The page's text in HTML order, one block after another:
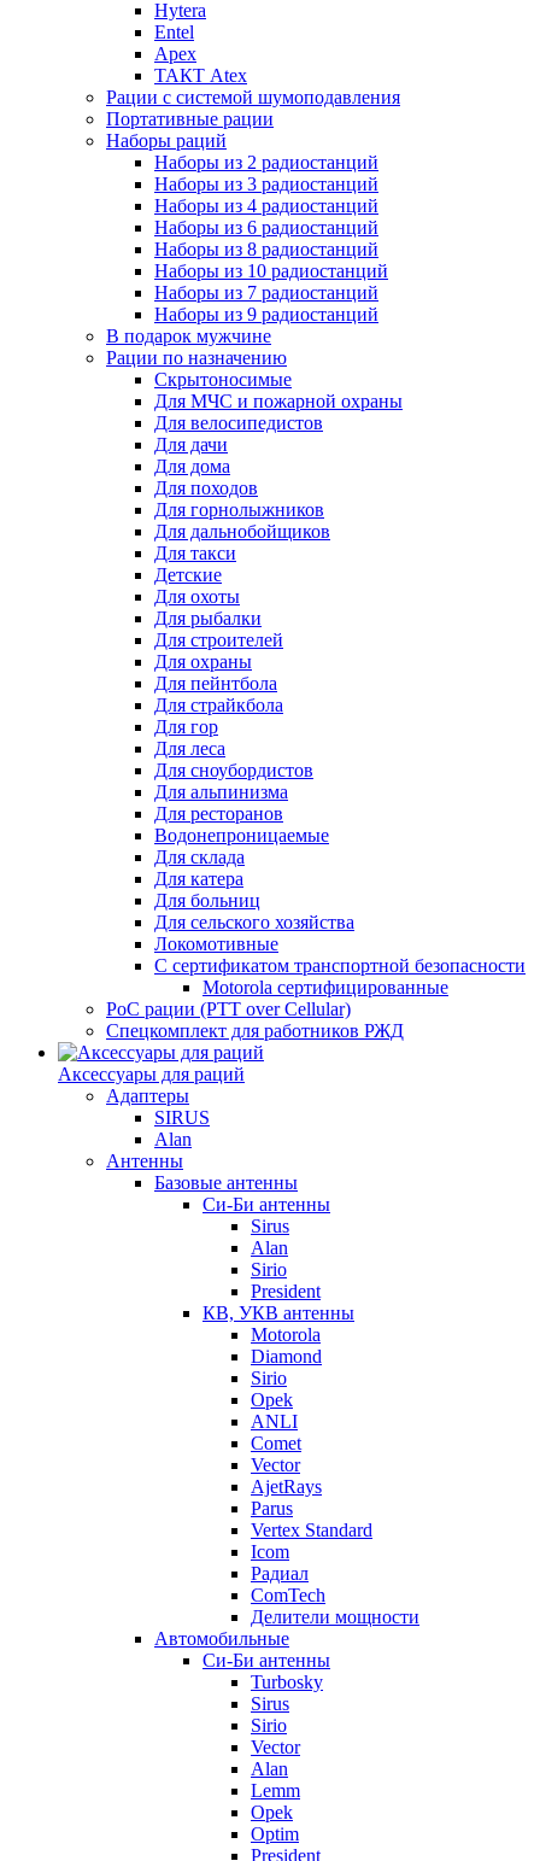
Hytera
Entel
Apex
ТАКТ Atex
Рации с системой шумоподавления
Портативные рации
Наборы раций
Наборы из 2 радиостанций
Наборы из 3 радиостанций
Наборы из 4 радиостанций
Наборы из 6 радиостанций
Наборы из 8 радиостанций
Наборы из 10 радиостанций
Наборы из 7 радиостанций
Наборы из 9 радиостанций
В подарок мужчине
Рации по назначению
Скрытоносимые
Для МЧС и пожарной охраны
Для велосипедистов
Для дачи
Для дома
Для походов
Для горнолыжников
Для дальнобойщиков
Для такси
Детские
Для охоты
Для рыбалки
Для строителей
Для охраны
Для пейнтбола
Для страйкбола
Для гор
Для леса
Для сноубордистов
Для альпинизма
Для ресторанов
Водонепроницаемые
Для склада
Для катера
Для больниц
Для сельского хозяйства
Локомотивные
С сертификатом транспортной безопасности
Motorola сертифицированные
PoC рации (PTT over Cellular)
Спецкомплект для работников РЖД
Аксессуары для раций
Адаптеры
SIRUS
Alan
Антенны
Базовые антенны
Си-Би антенны
Sirus
Alan
Sirio
President
КВ, УКВ антенны
Motorola
Diamond
Sirio
Opek
ANLI
Comet
Vector
AjetRays
Parus
Vertex Standard
Icom
Радиал
ComTech
Делители мощности
Автомобильные
Си-Би антенны
Turbosky
Sirus
Sirio
Vector
Alan
Lemm
Opek
Optim
President